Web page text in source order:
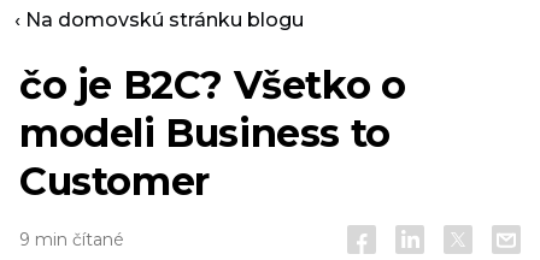
‹ Na domovskú stránku blogu
čo je B2C? Všetko o
modeli Business to
Customer
9 min čítané